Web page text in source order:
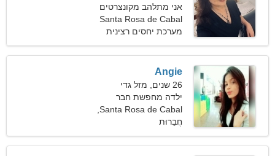
אני מתלהב מקונצרטים
וקניות
Santa Rosa de Cabal
מערכת יחסים רצינית
Angie
26 שנים, מזל גדי
ילדה מחפשת חבר
קולומביה
חֲבֵרוּת